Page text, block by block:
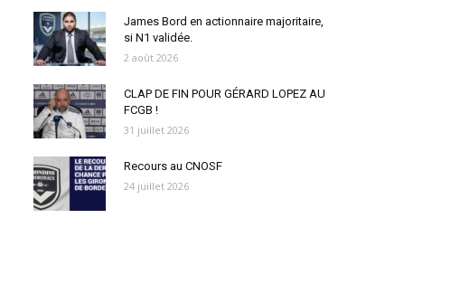
James Bord en actionnaire majoritaire,
si N1 validée.
2 août 2026
CLAP DE FIN POUR GÉRARD LOPEZ AU
FCGB !
31 juillet 2026
Recours au CNOSF
24 juillet 2026